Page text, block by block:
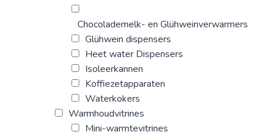
Chocolademelk- en Glühweinverwarmers
Glühwein dispensers
Heet water Dispensers
Isoleerkannen
Koffiezetapparaten
Waterkokers
Warmhoudvitrines
Mini-warmtevitrines